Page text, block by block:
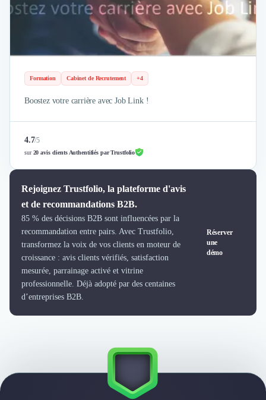
Publicité
Veille commerciale
Photographie
Études Marketing
Email Marketing
Data Marketing
Logiciel Marketing
Logiciel Commercial
Assurance
Expertise Comptable
Subventions & Aides
Levée de fonds
Droit des Affaires
Externalisation Administrative
Direction Financière Externalisée (DAF)
Transactions Services
Restructuring
Propriété Intellectuelle (IP/IT)
Banque
Gestion de trésorerie
Formation Cabinet de Recrutement +4
Boostez votre carrière avec Job Link !
4.7/5
sur20 avis clients Authentifiés par Trustfolio
Rejoignez Trustfolio, la plateforme d'avis
et de recommandations B2B.
85 % des décisions B2B sont influencées par la
recommandation entre pairs. Avec Trustfolio,
transformez la voix de vos clients en moteur de
croissance : avis clients vérifiés, satisfaction
mesurée, parrainage activé et vitrine
professionnelle. Déjà adopté par des centaines
d’entreprises B2B.
Réserver
une
démo